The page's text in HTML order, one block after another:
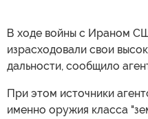
В ходе войны с Ираном
израсходовали свои
дальности, сообщило
При этом источники
именно оружия класса